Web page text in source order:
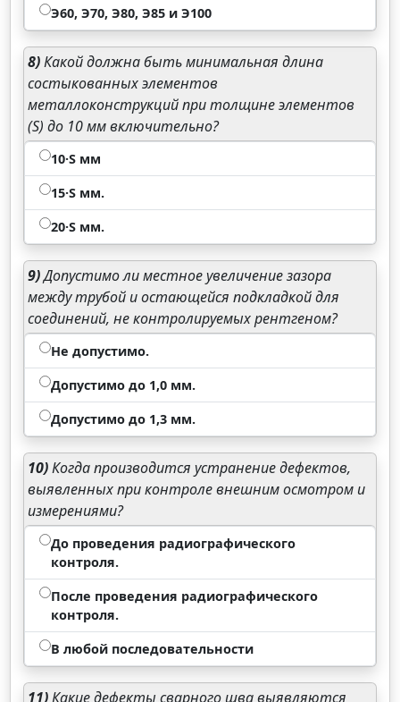
Э60, Э70, Э80, Э85 и Э100
8)Какой должна быть минимальная длина
состыкованных элементов
металлоконструкций при толщине элементов
(S) до 10 мм включительно?
10·S мм
15·S мм.
20·S мм.
9)Допустимо ли местное увеличение зазора
между трубой и остающейся подкладкой для
соединений, не контролируемых рентгеном?
Не допустимо.
Допустимо до 1,0 мм.
Допустимо до 1,3 мм.
10)Когда производится устранение дефектов,
выявленных при контроле внешним осмотром и
измерениями?
До проведения радиографического
контроля.
После проведения радиографического
контроля.
В любой последовательности
11) Какие дефекты сварного шва выявляются